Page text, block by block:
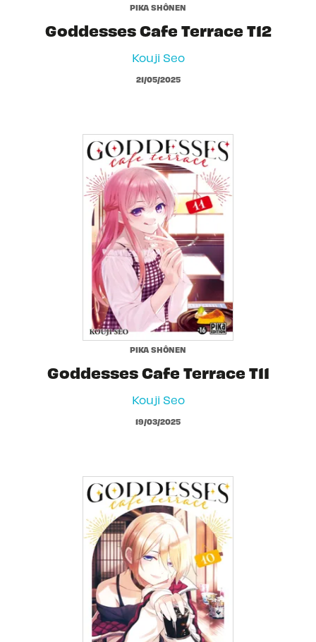
PIKA SHÔNEN
Goddesses Cafe Terrace T12
Kouji Seo
21/05/2025
PIKA SHÔNEN
Goddesses Cafe Terrace T11
Kouji Seo
19/03/2025